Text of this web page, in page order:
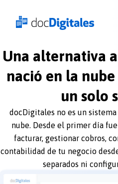
Iniciar
sesión
docDigitales
Línea
docDigitales
PYMES
Una alternativa
nació en la
un solo
docDigitales no es un
nube. Desde el primer día
facturar, gestionar cobros,
contabilidad de tu negocio
separados ni